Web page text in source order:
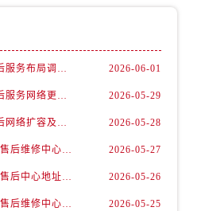
江西省吉安市吉州区井冈山大道欧米茄售后服务中心（需提前预约）
江西省南昌市红谷滩新区红谷中大道998号绿地双子塔（中央广场）A1座办公楼14层1407室欧米茄售后服务中心（需提前预约）
2026年6月欧米茄官方售后服务布局调整完整版（含搬迁与新增） 2026-06-01
2026年6月欧米茄官方售后服务网络更新补充最终版（迁址+新店） 2026-05-29
2026年6月欧米茄官方售后网络扩容及迁址综合通知 2026-05-28
2026最新欧米茄腕表官方售后维修中心网点地址调研报告 2026-05-27
2026最新欧米茄手表官方售后中心地址调研报告 2026-05-26
2026最新欧米茄手表官方售后维修中心地址考察报告 2026-05-25